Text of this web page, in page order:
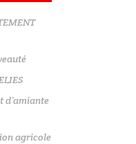
d’amiante
agricole